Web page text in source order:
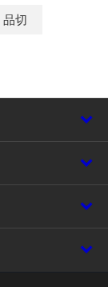
品切